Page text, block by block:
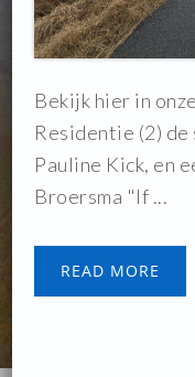
Bekijk hier in
Residentie (2)
Pauline Kick, en
Broersma "If ...
READ MORE